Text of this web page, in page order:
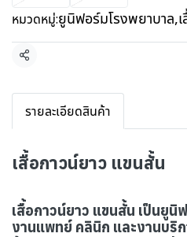
หมวดหมู่:ยูนิฟอร์มโรงพยาบาล,
แชร์
รายละเอียดสินค้า
เสื้อกาวน์ยาว แขนสั้น
เสื้อกาวน์ยาว แขนสั้น เป็นยูนิ
งานแพทย์ คลินิก และงานบริ